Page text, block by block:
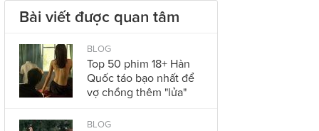
Bài viết được quan tâm
BLOG
Top 50 phim 18+ Hàn
Quốc táo bạo nhất để
vợ chồng thêm "lửa"
BLOG